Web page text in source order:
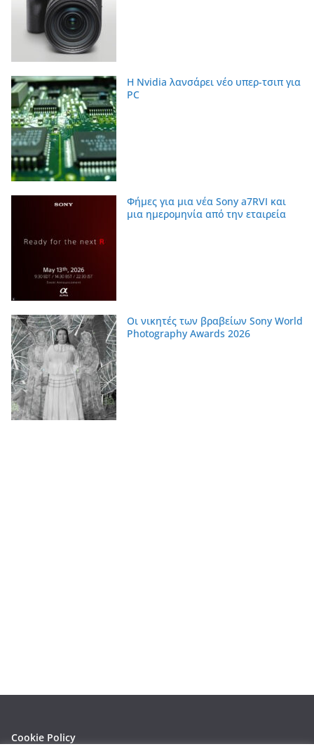
Η Nvidia λανσάρει νέο υπερ-τσιπ για
PC
Φήμες για μια νέα Sony a7RVI και
μια ημερομηνία από την εταιρεία
Οι νικητές των βραβείων Sony World
Photography Awards 2026
Cookie Policy